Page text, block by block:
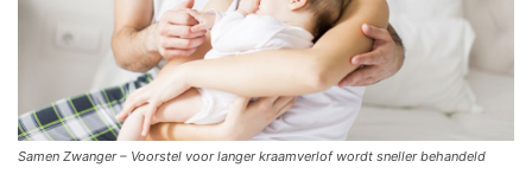
Samen Zwanger – Voorstel voor langer kraamverlof wordt sneller behandeld